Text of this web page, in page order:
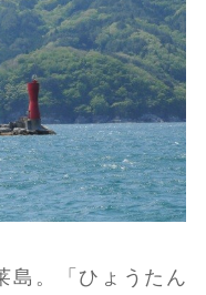
島。「ひょうたん